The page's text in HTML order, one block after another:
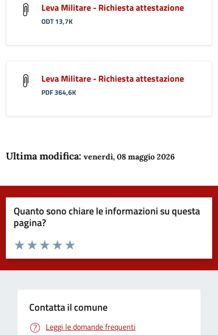
Leva Militare - Richiesta attestazione
ODT 13,7K
Leva Militare - Richiesta attestazione
PDF 364,6K
Ultima modifica: venerdì, 08 maggio 2026
Quanto sono chiare le informazioni su questa
pagina?
Domanda
Valuta da 1 a 5 stelle la pagina
Valuta 5 stelle su 5
Valuta 4 stelle su 5
Valuta 3 stelle su 5
Valuta 2 stelle su 5
Valuta 1 stelle su 5
Contatta il comune
Leggi le domande frequenti